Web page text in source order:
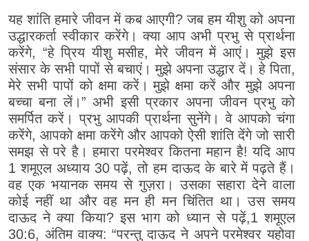
यह शांति हमारे जीवन में कब आएगी? जब हम यीशु को अपना
उद्धारकर्ता स्वीकार करेंगे। क्या आप अभी प्रभु से प्रार्थना
करेंगे, “हे प्रिय यीशु मसीह, मेरे जीवन में आएं। मुझे इस
संसार के सभी पापों से बचाएं। मुझे अपना उद्धार दें। हे पिता,
मेरे सभी पापों को क्षमा करें। मुझे क्षमा करें और मुझे अपना
बच्चा बना लें।” अभी इसी प्रकार अपना जीवन प्रभु को
समर्पित करें। प्रभु आपकी प्रार्थना सुनेंगे। वे आपको चंगा
करेंगे, आपको क्षमा करेंगे और आपको ऐसी शांति देंगे जो सारी
समझ से परे है। हमारा परमेश्वर कितना महान है! यदि आप
1 शमूएल अध्याय 30 पढ़ें, तो हम दाऊद के बारे में पढ़ते हैं।
वह एक भयानक समय से गुज़रा। उसका सहारा देने वाला
कोई नहीं था और वह मन ही मन चिंतित था। उस समय
दाऊद ने क्या किया? इस भाग को ध्यान से पढ़ें,1 शमूएल
30:6, अंतिम वाक्य: “परन्तु दाऊद ने अपने परमेश्वर यहोवा